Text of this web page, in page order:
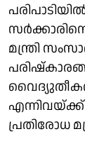
മന്ത്രി
എന്നിവയ്ക്ക്
പ്രതിരോധ